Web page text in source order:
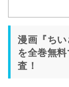
漫画『ちい
を全巻無
査！